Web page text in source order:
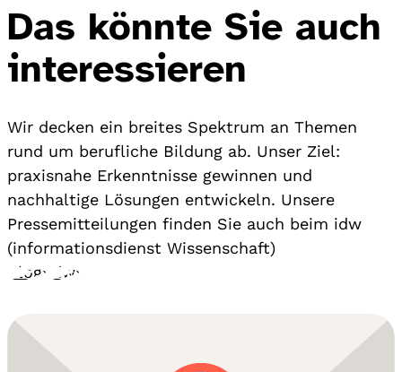
Das könnte Sie auch
interessieren
Wir decken ein breites Spektrum an Themen
rund um berufliche Bildung ab. Unser Ziel:
praxisnahe Erkenntnisse gewinnen und
nachhaltige Lösungen entwickeln. Unsere
Pressemitteilungen finden Sie auch beim idw
(informationsdienst Wissenschaft)
Blog› idw›